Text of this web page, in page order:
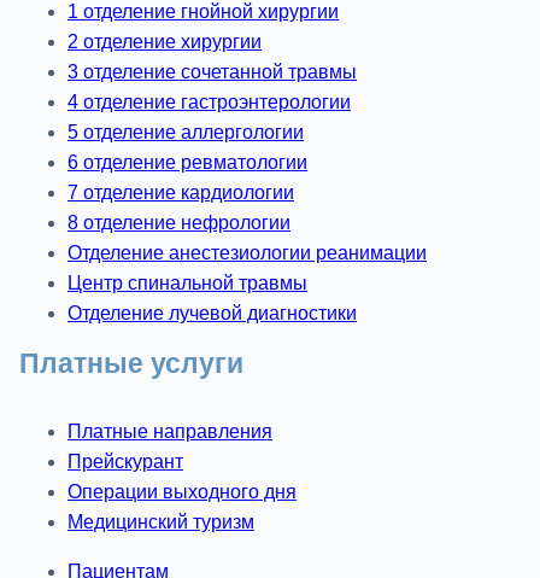
1 отделение гнойной хирургии
2 отделение хирургии
3 отделение сочетанной травмы
4 отделение гастроэнтерологии
5 отделение аллергологии
6 отделение ревматологии
7 отделение кардиологии
8 отделение нефрологии
Отделение анестезиологии реанимации
Центр спинальной травмы
Отделение лучевой диагностики
Платные услуги
Платные направления
Прейскурант
Операции выходного дня
Медицинский туризм
Пациентам